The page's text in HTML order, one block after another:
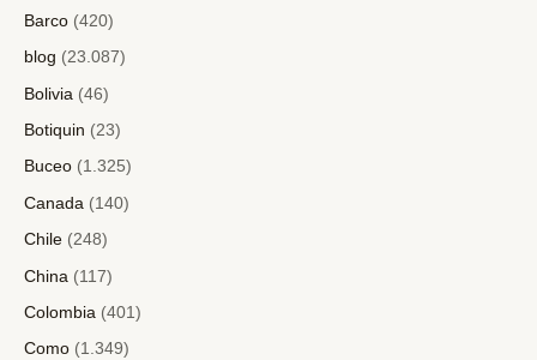
Barco (420)
blog (23.087)
Bolivia (46)
Botiquin (23)
Buceo (1.325)
Canada (140)
Chile (248)
China (117)
Colombia (401)
Como (1.349)